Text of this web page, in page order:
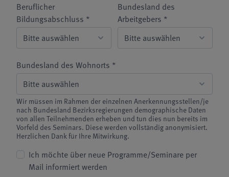
Beruflicher
Bildungsabschluss *
Bundesland des
Arbeitgebers *
Bundesland des Wohnorts *
Wir müssen im Rahmen der einzelnen Anerkennungsstellen/je
nach Bundesland Bezirksregierungen demographische Daten
von allen Teilnehmenden erheben und tun dies nun bereits im
Vorfeld des Seminars. Diese werden vollständig anonymisiert.
Herzlichen Dank für Ihre Mitwirkung.
Ich möchte über neue Programme/Seminare per
Mail informiert werden